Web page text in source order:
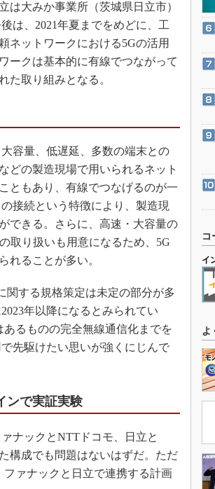
製造業ビッグデータ
メイドインジャパン
植物工場
新型コロナへの対応
は大みか事業所（茨城県日立市）
は、2021年夏までをめどに、工
ネットワークにおける5Gの活用
ークは基本的に有線でつながって
た取り組みとなる。
容量、低遅延、多数の端末との
どの製造現場で用いられるネット
ともあり、有線でつなげるのが一
接続という特徴により、製造現
できる。さらに、高速・大容量の
取り扱いも用意になるため、5G
れることが多い。
する規格策定は未定の部分が多
年以降になるとみられてい
るものの完全無線通信化までを
先駆けたい思いが強くにじんで
ンで実証実験
ナックとNTTドコモ、日立と
構成でも問題はないはずだ。ただ
ァナックと日立で連携する計画
コ
イ
よ